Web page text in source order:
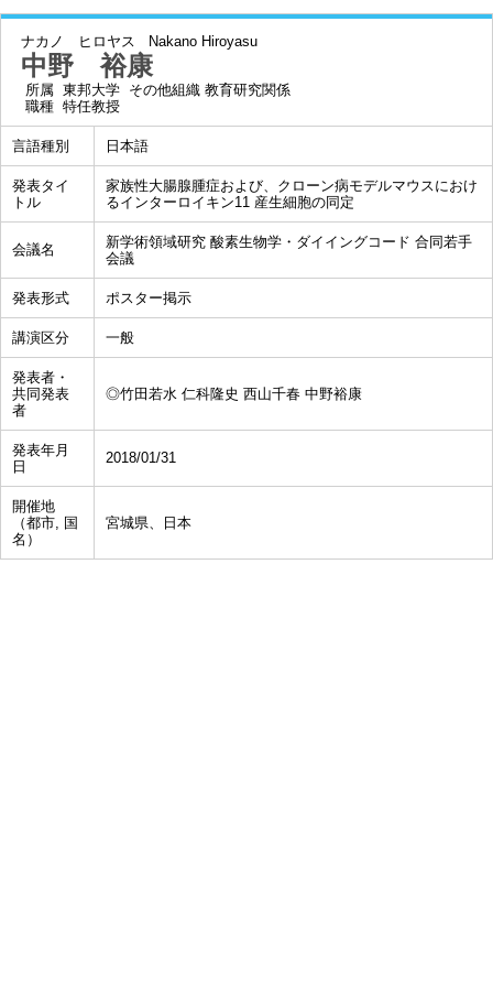
ナカノ ヒロヤス Nakano Hiroyasu
中野 裕康
所属 東邦大学 その他組織 教育研究関係
職種 特任教授
言語種別 日本語
発表タイ
トル
家族性大腸腺腫症および、クローン病モデルマウスにおけ
るインターロイキン11 産生細胞の同定
会議名
新学術領域研究 酸素生物学・ダイイングコード 合同若手
会議
発表形式 ポスター掲示
講演区分 一般
発表者・
共同発表
者
◎竹田若水 仁科隆史 西山千春 中野裕康
発表年月
日
2018/01/31
開催地
（都市, 国
名）
宮城県、日本